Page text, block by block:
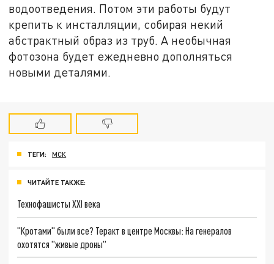
водоотведения. Потом эти работы будут
крепить к инсталляции, собирая некий
абстрактный образ из труб. А необычная
фотозона будет ежедневно дополняться
новыми деталями.
ТЕГИ: МСК
ЧИТАЙТЕ ТАКЖЕ:
Технофашисты XXI века
"Кротами" были все? Теракт в центре Москвы: На генералов
охотятся "живые дроны"